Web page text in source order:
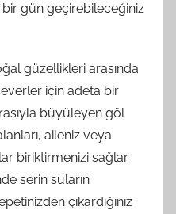
gün geçirebileceğiniz
güzellikleri arasında
için adeta bir
büyüleyen göl
aileniz veya
biriktirmenizi sağlar.
serin suların
çıkardığınız